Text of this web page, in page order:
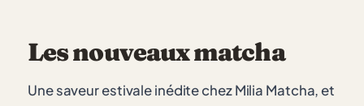
Les nouveaux matcha
Une saveur estivale inédite chez Milia Matcha, et